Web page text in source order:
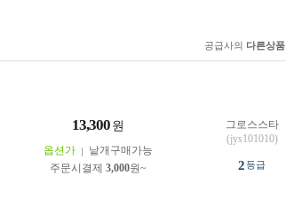
공급사의 다른상품
13,300 원
옵션가
낱개구매가능
주문시결제 3,000원~
그로스스타
(jys101010)
2등급